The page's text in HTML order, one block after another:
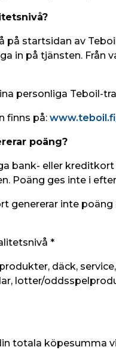
startsidan av
in på tjänsten.
personliga Teboil-
finns på:
poäng?
bank- eller
Poäng ges inte i
genererar inte
*
däck,
lotter/
totala